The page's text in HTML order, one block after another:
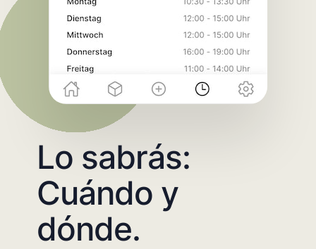
Lo sabrás:
Cuándo y
dónde.